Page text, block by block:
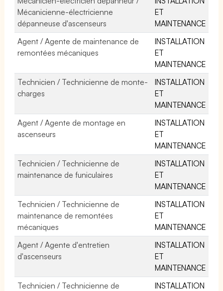
Mécanicienne-électricienne
dépanneuse d'ascenseurs
ET
MAINTENANCE
Agent / Agente de maintenance de
remontées mécaniques
INSTALLATION
ET
MAINTENANCE
Technicien / Technicienne de monte-
charges
INSTALLATION
ET
MAINTENANCE
Agent / Agente de montage en
ascenseurs
INSTALLATION
ET
MAINTENANCE
Technicien / Technicienne de
maintenance de funiculaires
INSTALLATION
ET
MAINTENANCE
Technicien / Technicienne de
maintenance de remontées
mécaniques
INSTALLATION
ET
MAINTENANCE
Agent / Agente d'entretien
d'ascenseurs
INSTALLATION
ET
MAINTENANCE
Technicien / Technicienne de
INSTALLATION